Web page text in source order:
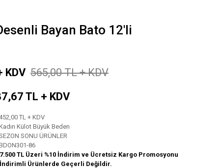
Bayan Bato 12'li
KDV 565,00 TL + KDV
TL + KDV
TL + KDV
Külot Büyük Beden
SONU ÜRÜNLER
86
7.500 TL Üzeri %10 İndirim ve Ücretsiz Kargo Promosyonu
İndirimli Ürünlerde Geçerli Değildir.